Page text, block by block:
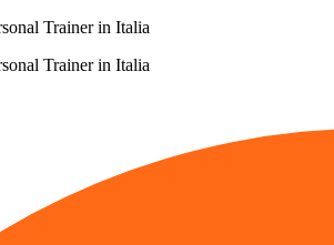
Trainer in Italia
Trainer in Italia